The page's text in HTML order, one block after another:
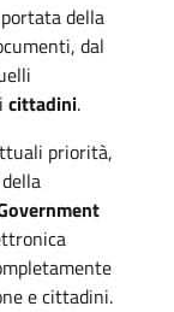
della
dal
cittadini.
priorità,
e cittadini.